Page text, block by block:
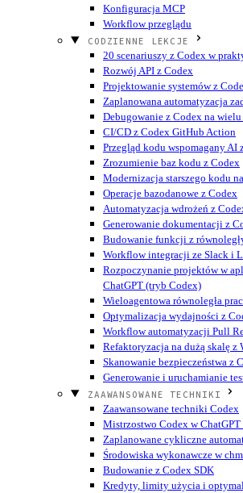
Konfiguracja MCP
Workflow przeglądu
CODZIENNE LEKCJE
20 scenariuszy z Codex w
Rozwój API z Codex
Projektowanie systemów z
Zaplanowana automatyzacja
Debugowanie z Codex na
CI/CD z Codex GitHub Action
Przegląd kodu wspomagany AI
Zrozumienie baz kodu z Codex
Modernizacja starszego kodu
Operacje bazodanowe z Codex
Automatyzacja wdrożeń z
Generowanie dokumentacji z
Budowanie funkcji z
Workflow integracji ze Slack i
Rozpoczynanie projektów w
ChatGPT (tryb Codex)
Wieloagentowa równoległa
Optymalizacja wydajności z
Workflow automatyzacji Pull
Refaktoryzacja na dużą skalę z
Skanowanie bezpieczeństwa z
Generowanie i uruchamianie
ZAAWANSOWANE TECHNIKI
Zaawansowane techniki Codex
Mistrzostwo Codex w ChatGPT
Zaplanowane cykliczne
Środowiska wykonawcze w
Budowanie z Codex SDK
Kredyty, limity użycia i